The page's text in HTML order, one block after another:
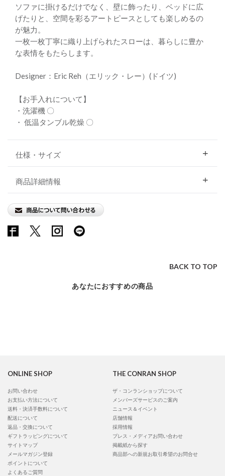
ソファに掛けるだけでなく、壁に飾ったり、ベッドに広
げたりと、空間を彩るアートピースとしても楽しめるの
が魅力。
一枚一枚丁寧に織り上げられたスローは、暮らしに豊か
な表情をもたらします。
Designer：Eric Reh（エリック・レー）(ドイツ)
【お手入れについて】
・洗濯機 〇
・ 低温タンブル乾燥 〇
仕様・サイズ
商品詳細情報
BACK TO TOP
あなたにおすすめの商品
ONLINE SHOP
お問い合わせ
お支払い方法について
送料・決済手数料について
配送について
返品・交換について
ギフトラッピングについて
サイトマップ
メールマガジン登録
ポイントについて
よくあるご質問
THE CONRAN SHOP
ザ・コンランショップについて
メンバーズサービスのご案内
ニュース＆イベント
店舗情報
採用情報
プレス・メディアお問い合わせ
掲載紙から探す
商品部への新規お取引希望のお問合せ